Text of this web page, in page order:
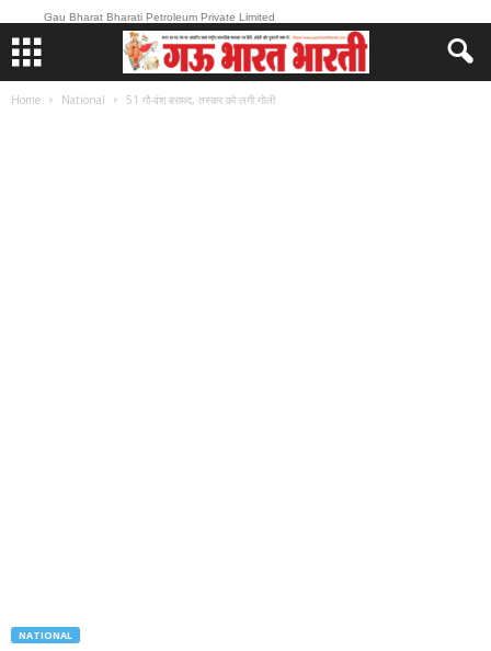
Gau Bharat Bharati Petroleum Private Limited
Home National 51 गौ-वंश बरामद, तस्कर को लगी गोली
NATIONAL